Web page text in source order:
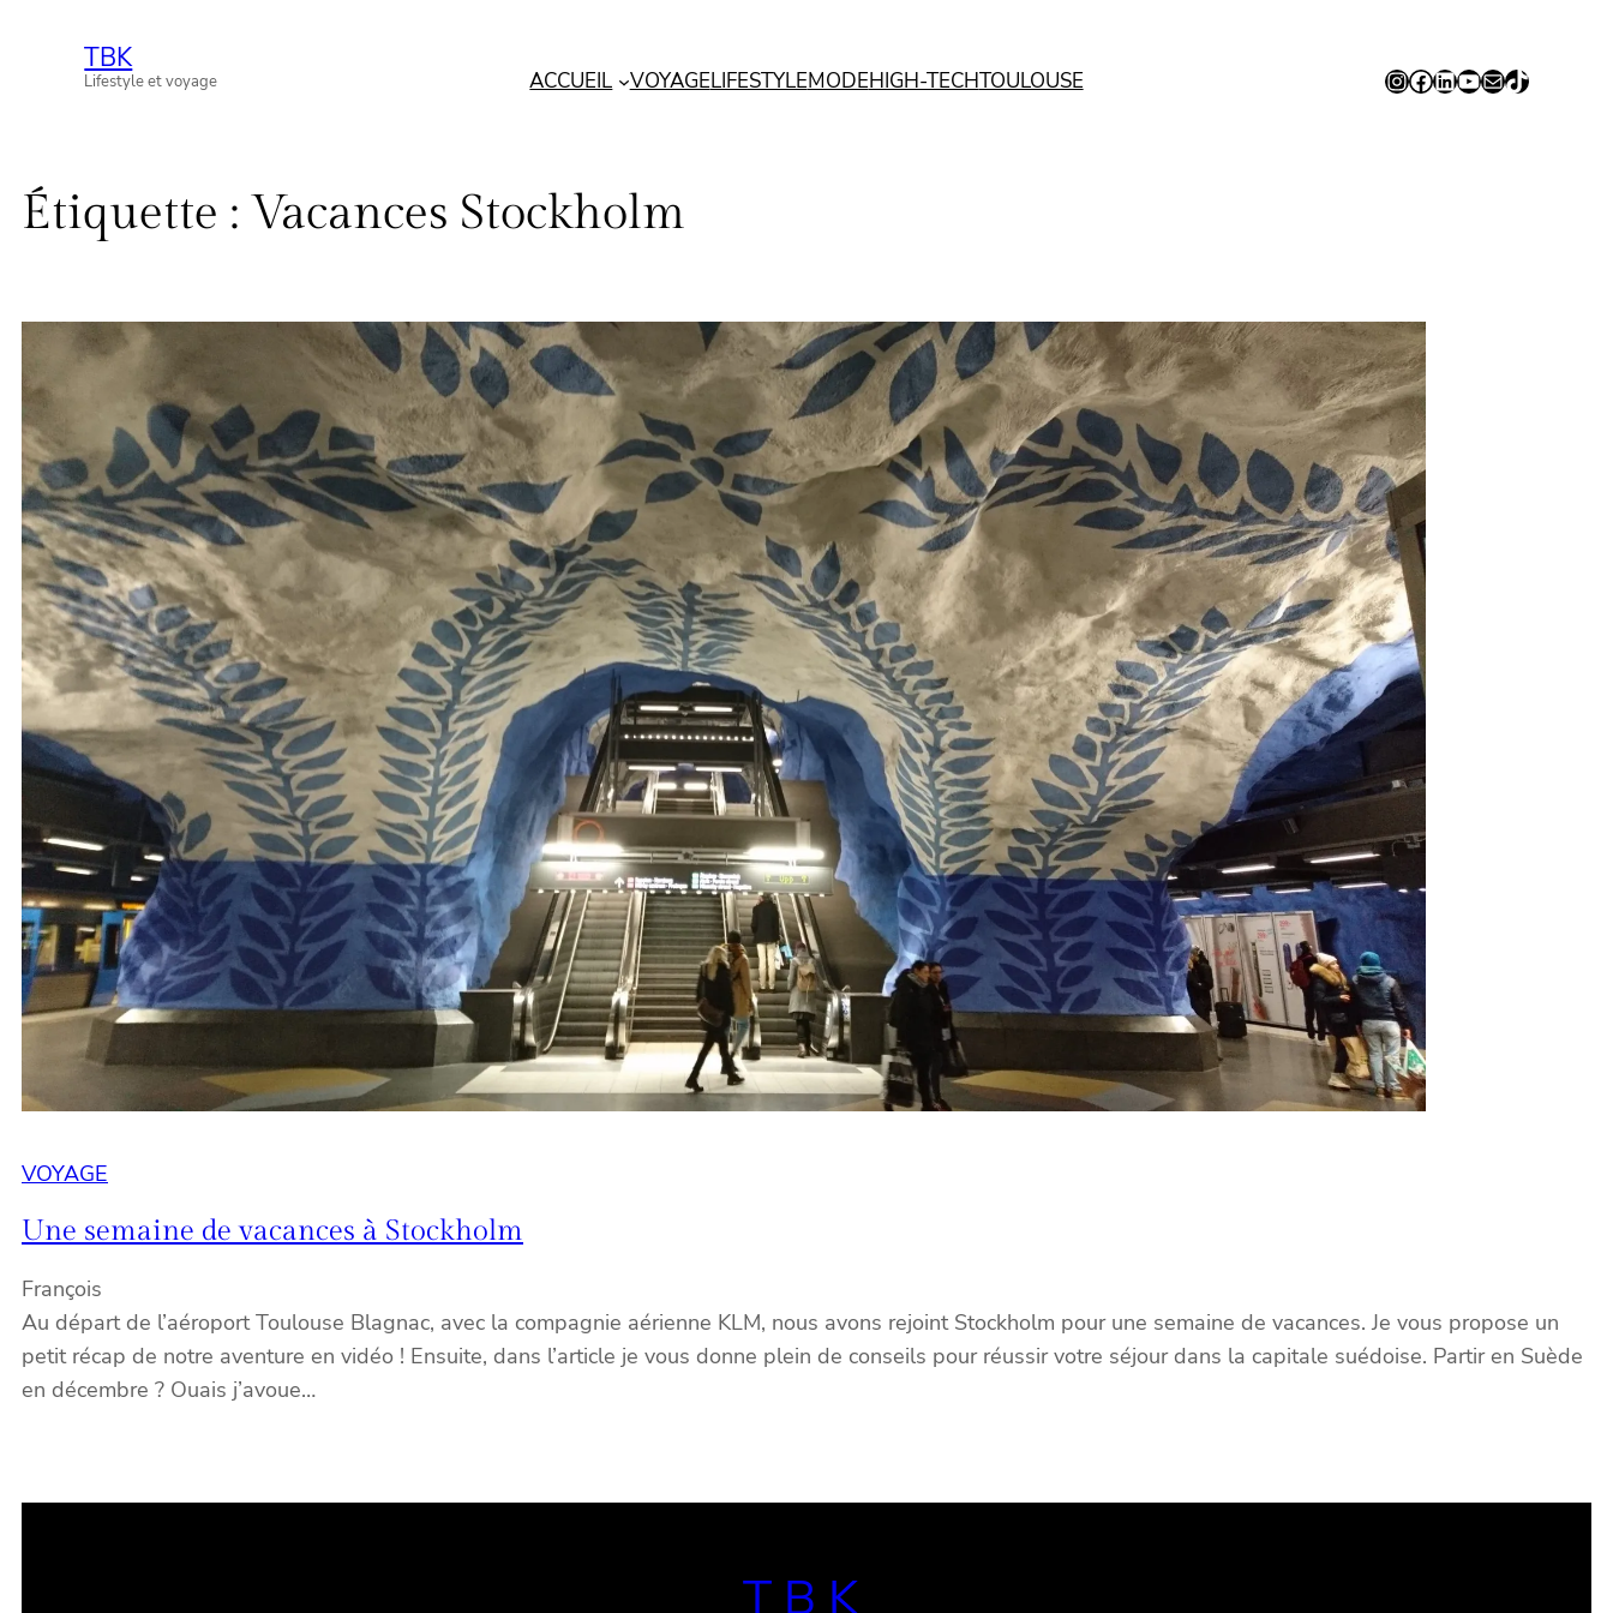
contenu
TBK
Lifestyle et voyage ACCUEIL VOYAGELIFESTYLEMODEHIGH-TECHTOULOUSE InstagramFacebook LinkedIn YouTube E-mail TikTok
Étiquette : Vacances Stockholm
VOYAGE
Une semaine de vacances à Stockholm
François
Au départ de l’aéroport Toulouse Blagnac, avec la compagnie aérienne KLM, nous avons rejoint Stockholm pour une semaine de vacances. Je vous propose un
petit récap de notre aventure en vidéo ! Ensuite, dans l’article je vous donne plein de conseils pour réussir votre séjour dans la capitale suédoise. Partir en Suède
en décembre ? Ouais j’avoue…
TBK